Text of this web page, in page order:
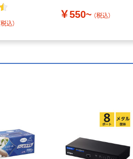
鉛筆uni
税込）
￥550~ （税込）